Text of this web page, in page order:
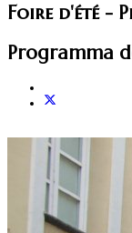
Foire d'été -
Programma